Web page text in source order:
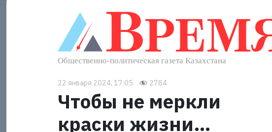
22 января 2024, 17:05 2784
Чтобы не меркли
краски жизни…